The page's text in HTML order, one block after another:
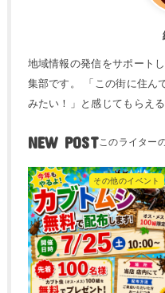
地域情報の発信をサポート
集部です。 「この街に住ん
みたい！」と感じてもらえ
NEW POST
その他のイベント